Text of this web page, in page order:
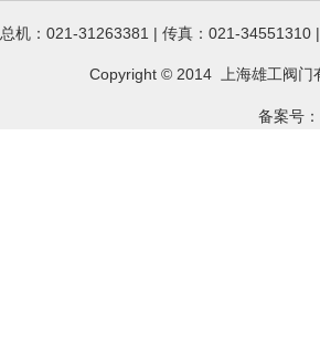
总机：021-31263381 | 传真：021-
Copyright © 2014 上海雄工阀门
备案号